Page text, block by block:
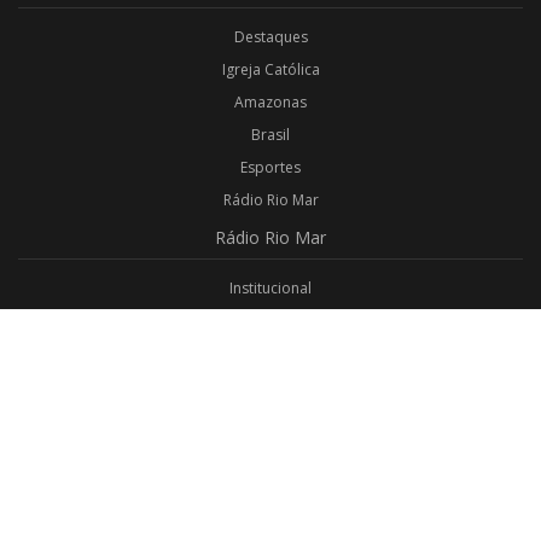
Destaques
Igreja Católica
Amazonas
Brasil
Esportes
Rádio Rio Mar
Rádio Rio Mar
Institucional